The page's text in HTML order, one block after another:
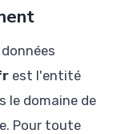
est l'entité
le domaine de
Pour toute